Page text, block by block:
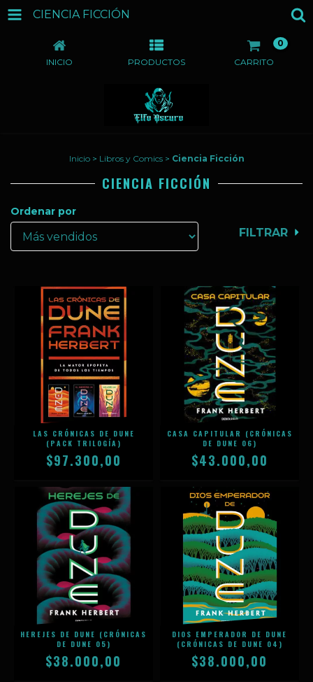
CIENCIA FICCIÓN
INICIO PRODUCTOS CARRITO
0
Inicio > Libros y Comics > Ciencia Ficción
CIENCIA FICCIÓN
Ordenar por
FILTRAR
LAS CRÓNICAS DE DUNE
(PACK TRILOGÍA)
$97.300,00
CASA CAPITULAR (CRÓNICAS
DE DUNE 06)
$43.000,00
HEREJES DE DUNE (CRÓNICAS
DE DUNE 05)
$38.000,00
DIOS EMPERADOR DE DUNE
(CRÓNICAS DE DUNE 04)
$38.000,00